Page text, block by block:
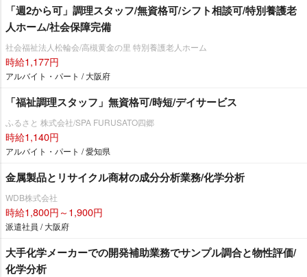
「週2から可」調理スタッフ/無資格可/シフト相談可/特別養護老
人ホーム/社会保障完備
社会福祉法人松輪会/高槻黄金の里 特別養護老人ホーム
時給1,177円
アルバイト・パート / 大阪府
「福祉調理スタッフ」無資格可/時短/デイサービス
ふるさと 株式会社/SPA FURUSATO四郷
時給1,140円
アルバイト・パート / 愛知県
金属製品とリサイクル商材の成分分析業務/化学分析
WDB株式会社
時給1,800円～1,900円
派遣社員 / 大阪府
大手化学メーカーでの開発補助業務でサンプル調合と物性評価/
化学分析